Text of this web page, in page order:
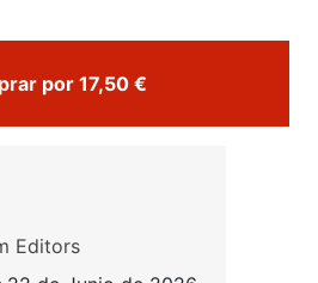
Comprar por 17,50 €
Editors